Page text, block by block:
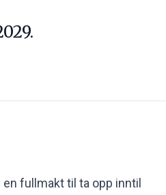
fullmakt til ta opp inntil